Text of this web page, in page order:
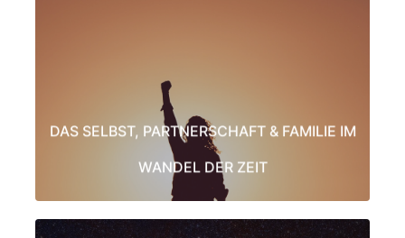
DAS SELBST, PARTNERSCHAFT & FAMILIE IM
WANDEL DER ZEIT
LEARN MORE